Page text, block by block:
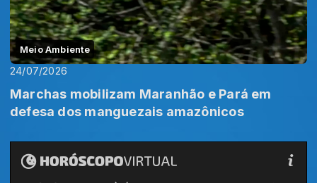
Meio Ambiente
24/07/2026
Marchas mobilizam Maranhão e Pará em
defesa dos manguezais amazônicos